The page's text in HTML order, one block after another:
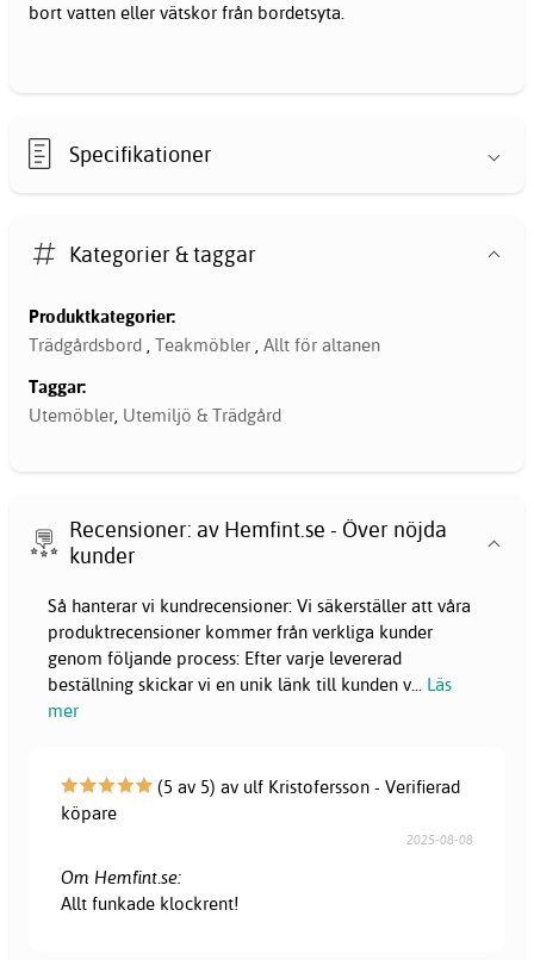
bort vatten eller vätskor från bordetsyta.
Specifikationer
Kategorier & taggar
Produktkategorier:
Trädgårdsbord Teakmöbler Allt för altanen
Taggar:
Utemöbler Utemiljö & Trädgård
Recensioner: av Hemfint.se - Över nöjda
kunder
Så hanterar vi kundrecensioner: Vi säkerställer att våra
produktrecensioner kommer från verkliga kunder
genom följande process: Efter varje levererad
beställning skickar vi en unik länk till kunden v
Läs
mer
(5 av 5) av ulf Kristofersson - Verifierad
köpare
2025-08-08
Om Hemfint.se:
Allt funkade klockrent!